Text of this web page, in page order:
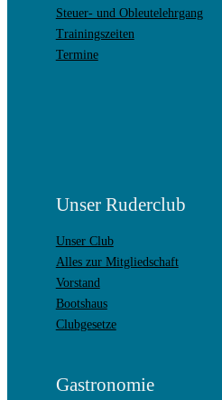
Steuer- und Obleutelehrgang
Trainingszeiten
Termine
Unser Ruderclub
Unser Club
Alles zur Mitgliedschaft
Vorstand
Bootshaus
Clubgesetze
Gastronomie